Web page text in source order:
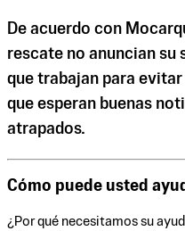
De acuerdo con
rescate no anuncian su
que trabajan para
que esperan buenas
atrapados.
Cómo puede usted
¿Por qué necesitamos su